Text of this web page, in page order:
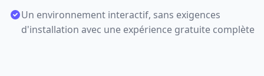
Un environnement interactif, sans exigences
d'installation avec une expérience gratuite complète